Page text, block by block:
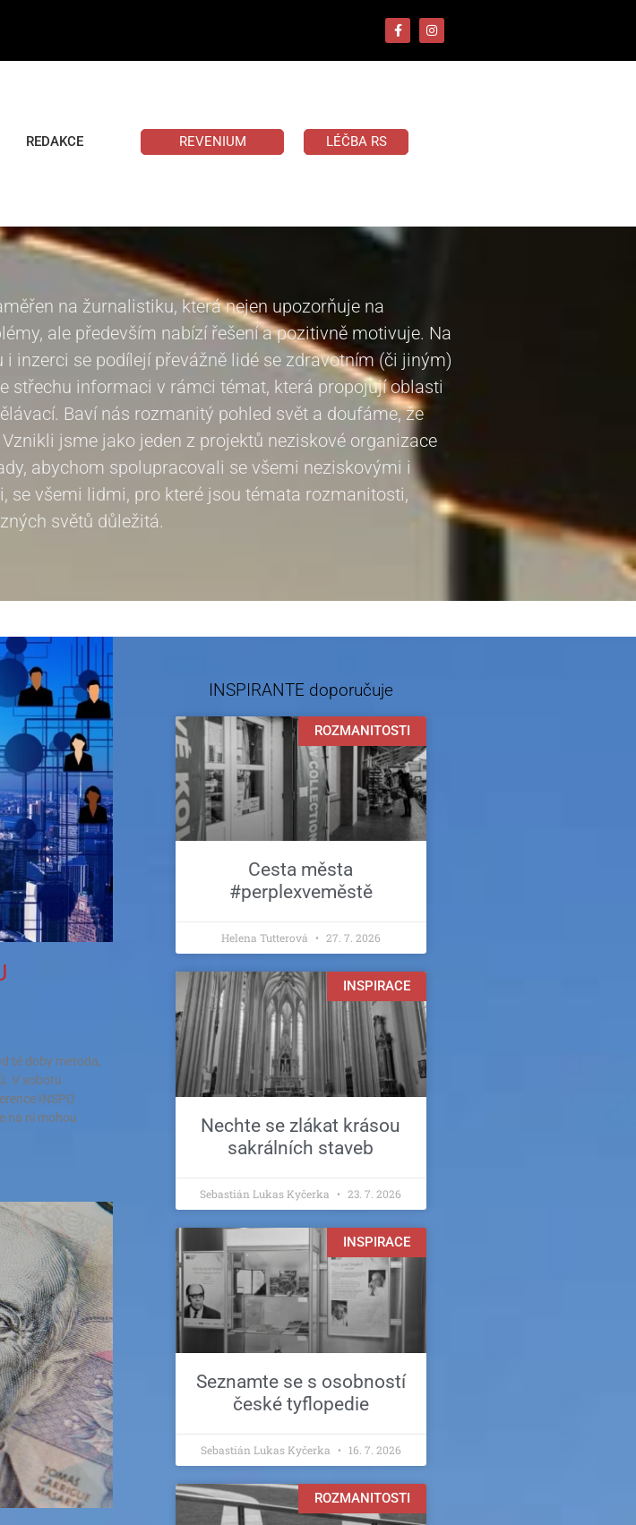
REDAKCE REVENIUM LÉČBA RS
na žurnalistiku, která nejen upozorňuje na
ale především nabízí řešení a pozitivně motivuje. Na
i inzerci se podílejí převážně lidé se zdravotním (či jiným)
střechu informaci v rámci témat, která propojují oblasti
Baví nás rozmanitý pohled svět a doufáme, že
jsme jako jeden z projektů neziskové organizace
abychom spolupracovali se všemi neziskovými i
se všemi lidmi, pro které jsou témata rozmanitosti,
světů důležitá.
té doby metoda,
V sobotu
INSPO
na ni mohou
INSPIRANTE doporučuje
ROZMANITOSTI
Cesta města
#perplexveměstě
Helena Tutterová 27. 7. 2026
INSPIRACE
Nechte se zlákat krásou
sakrálních staveb
Sebastián Lukas Kyčerka 23. 7. 2026
INSPIRACE
Seznamte se s osobností
české tyflopedie
Sebastián Lukas Kyčerka 16. 7. 2026
ROZMANITOSTI